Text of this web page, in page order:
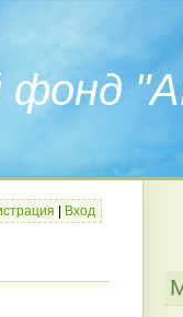
фонд
Вход